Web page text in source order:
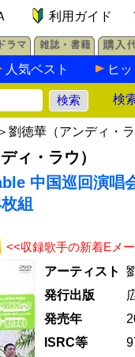
利用ガイド
人気ベスト ヒ
検
＞ 劉徳華（アンディ・ラ
ィ・ラウ）
中国巡回演唱
組
<<収録歌手の新着Eメ
アーティスト
発行出版
発売年
ISRC等